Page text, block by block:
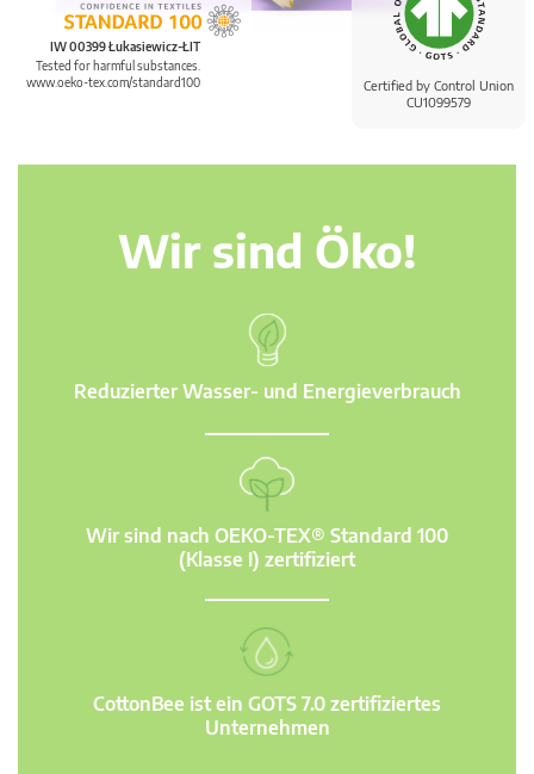
Certified by Control Union
CU1099579
IW 00399 Łukasiewicz-ŁIT
Tested for harmful substances.
www.oeko-tex.com/standard100
Wir sind Öko!
Reduzierter Wasser- und Energieverbrauch
Wir sind nach OEKO-TEX® Standard 100
(Klasse I) zertifiziert
CottonBee ist ein GOTS 7.0 zertifiziertes
Unternehmen